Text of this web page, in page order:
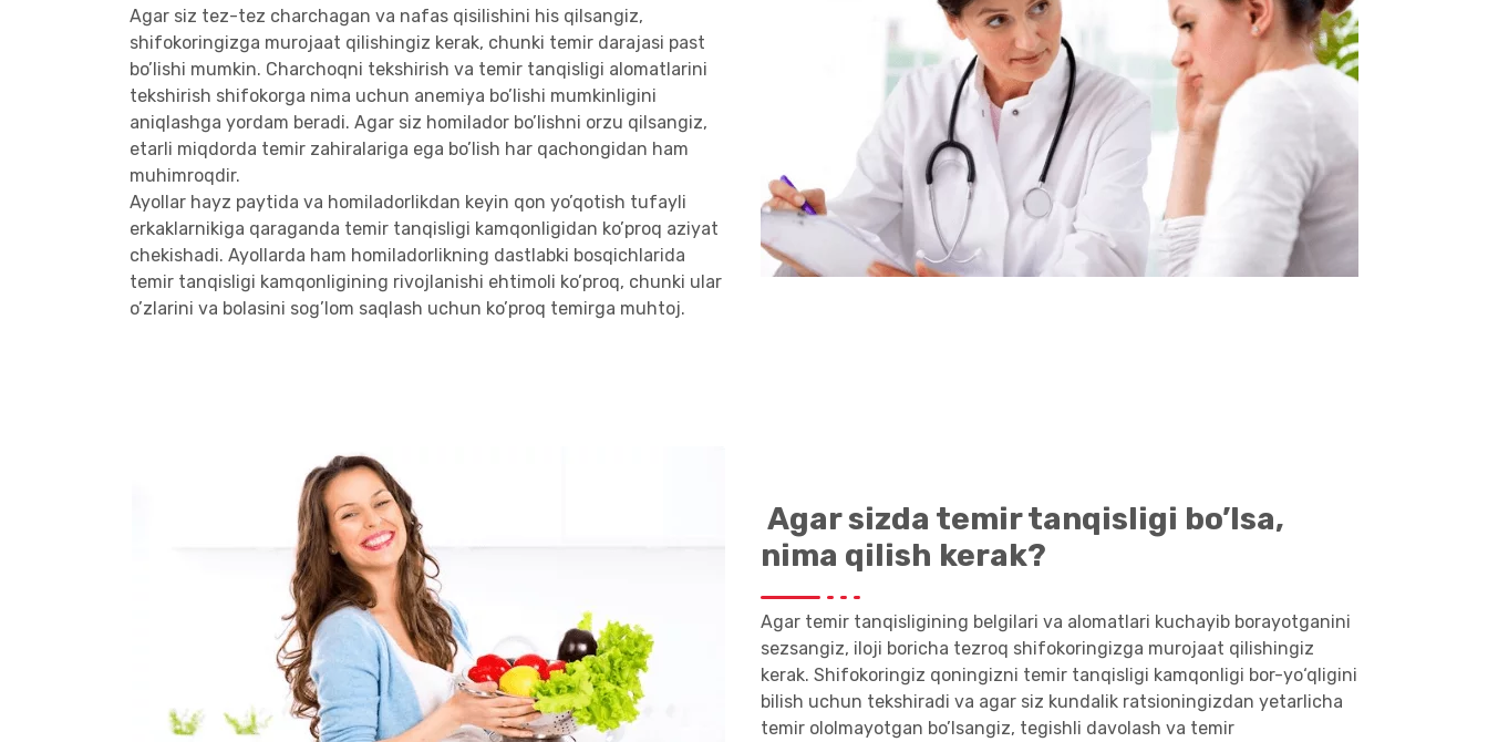
Agar siz tez-tez charchagan va nafas qisilishini his qilsangiz,
shifokoringizga murojaat qilishingiz kerak, chunki temir darajasi past
bo’lishi mumkin. Charchoqni tekshirish va temir tanqisligi alomatlarini
tekshirish shifokorga nima uchun anemiya bo’lishi mumkinligini
aniqlashga yordam beradi. Agar siz homilador bo’lishni orzu qilsangiz,
etarli miqdorda temir zahiralariga ega bo’lish har qachongidan ham
muhimroqdir.
Ayollar hayz paytida va homiladorlikdan keyin qon yo’qotish tufayli
erkaklarnikiga qaraganda temir tanqisligi kamqonligidan ko’proq aziyat
chekishadi. Ayollarda ham homiladorlikning dastlabki bosqichlarida
temir tanqisligi kamqonligining rivojlanishi ehtimoli ko’proq, chunki ular
o’zlarini va bolasini sog’lom saqlash uchun ko’proq temirga muhtoj.
Agar sizda temir tanqisligi bo’lsa,
nima qilish kerak?
Agar temir tanqisligining belgilari va alomatlari kuchayib borayotganini
sezsangiz, iloji boricha tezroq shifokoringizga murojaat qilishingiz
kerak. Shifokoringiz qoningizni temir tanqisligi kamqonligi bor-yo‘qligini
bilish uchun tekshiradi va agar siz kundalik ratsioningizdan yetarlicha
temir ololmayotgan bo’lsangiz, tegishli davolash va temir